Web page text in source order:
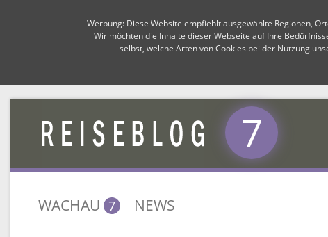
7
WACHAU 7 NEWS
Werbung: Diese Website empfiehlt ausgewählte Regionen,
Wir möchten die Inhalte dieser Webseite auf Ihre
selbst, welche Arten von Cookies bei der Nutzung